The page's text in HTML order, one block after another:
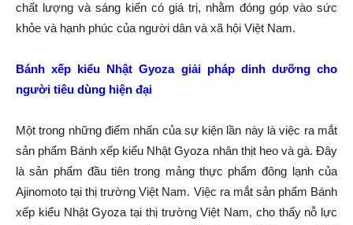
chất lượng và sáng kiến có giá trị, nhằm đóng góp vào sức
khỏe và hạnh phúc của người dân và xã hội Việt Nam.
Bánh xếp kiểu Nhật Gyoza giải pháp dinh dưỡng cho
người tiêu dùng hiện đại
Một trong những điểm nhấn của sự kiện lần này là việc ra mắt
sản phẩm Bánh xếp kiểu Nhật Gyoza nhân thịt heo và gà. Đây
là sản phẩm đầu tiên trong mảng thực phẩm đông lạnh của
Ajinomoto tại thị trường Việt Nam. Việc ra mắt sản phẩm Bánh
xếp kiểu Nhật Gyoza tại thị trường Việt Nam, cho thấy nỗ lực